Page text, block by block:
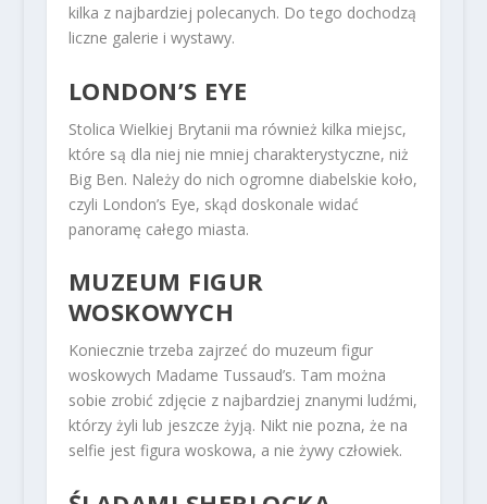
kilka z najbardziej polecanych. Do tego dochodzą
liczne galerie i wystawy.
LONDON’S EYE
Stolica Wielkiej Brytanii ma również kilka miejsc,
które są dla niej nie mniej charakterystyczne, niż
Big Ben. Należy do nich ogromne diabelskie koło,
czyli London’s Eye, skąd doskonale widać
panoramę całego miasta.
MUZEUM FIGUR
WOSKOWYCH
Koniecznie trzeba zajrzeć do muzeum figur
woskowych Madame Tussaud’s. Tam można
sobie zrobić zdjęcie z najbardziej znanymi ludźmi,
którzy żyli lub jeszcze żyją. Nikt nie pozna, że na
selfie jest figura woskowa, a nie żywy człowiek.